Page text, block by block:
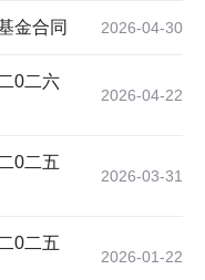
金合同 2026-04-30
0二六
2026-04-22
0二五
2026-03-31
0二五
2026-01-22